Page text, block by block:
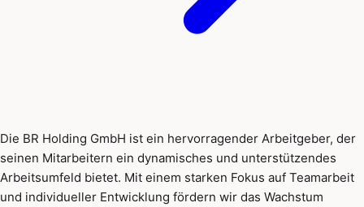
Die BR Holding GmbH ist ein hervorragender Arbeitgeber, der
seinen Mitarbeitern ein dynamisches und unterstützendes
Arbeitsumfeld bietet. Mit einem starken Fokus auf Teamarbeit
und individueller Entwicklung fördern wir das Wachstum